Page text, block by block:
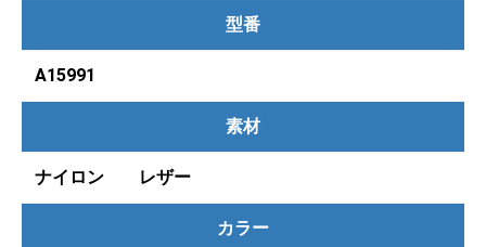
型番
A15991
素材
ナイロン レザー
カラー